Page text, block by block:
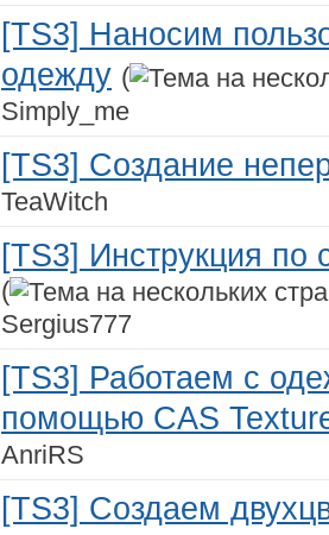
[TS3] Наносим
одежду (
Simply_me
[TS3] Создание
TeaWitch
[TS3] Инструкция по
(
Sergius777
[TS3] Работаем с
помощью CAS
AnriRS
[TS3] Создаем